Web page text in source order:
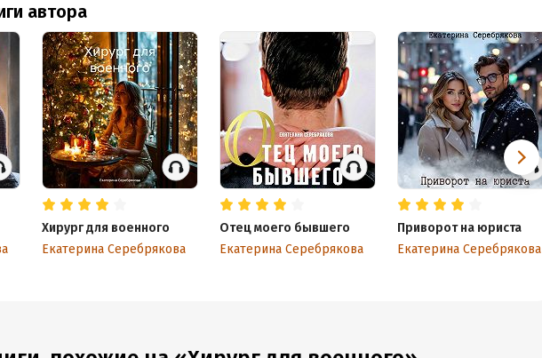
автора
Хирург для военного
Екатерина Серебрякова
Отец моего бывшего
Екатерина Серебрякова
Приворот на юриста
Екатерина Серебрякова